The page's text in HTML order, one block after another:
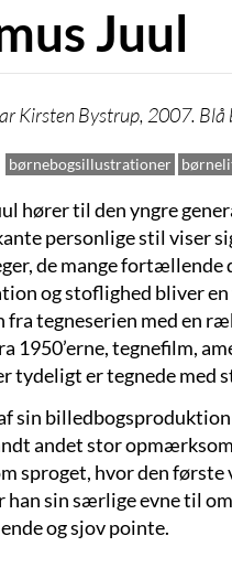
Juul
Kirsten Bystrup, 2007.
børnebogsillustrationer
hører til den yngre
personlige stil viser
de mange fortællende
og stoflighed bliver
tegneserien med en
1950’erne, tegnefilm,
tydeligt er tegnede med
sin
andet stor
sproget, hvor den første
han sin særlige evne til
og sjov pointe.